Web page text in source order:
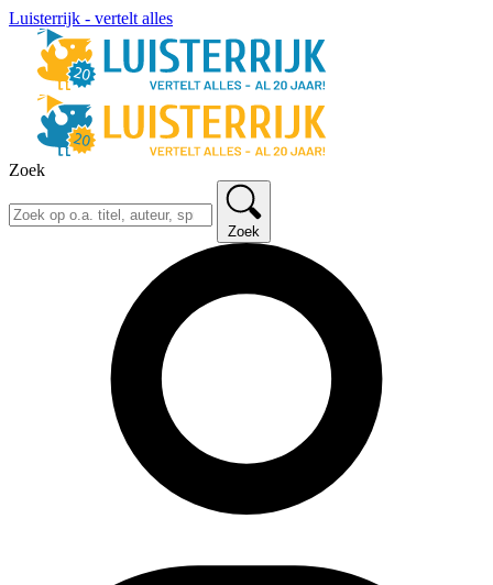
Luisterrijk - vertelt alles
Zoek
Zoek